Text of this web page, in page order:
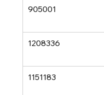
905001
1208336
1151183